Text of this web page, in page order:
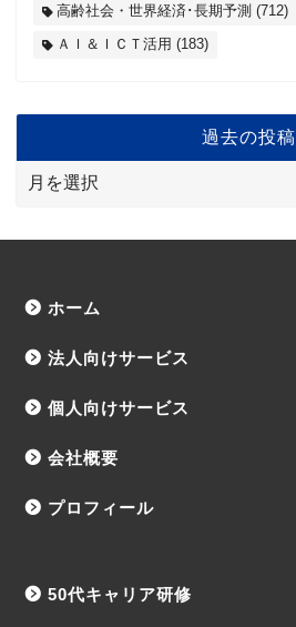
高齢社会・世界経済･長期予測 (712)
ＡＩ＆ＩＣＴ活用 (183)
過去の投稿
ホーム
法人向けサービス
個人向けサービス
会社概要
プロフィール
50代キャリア研修